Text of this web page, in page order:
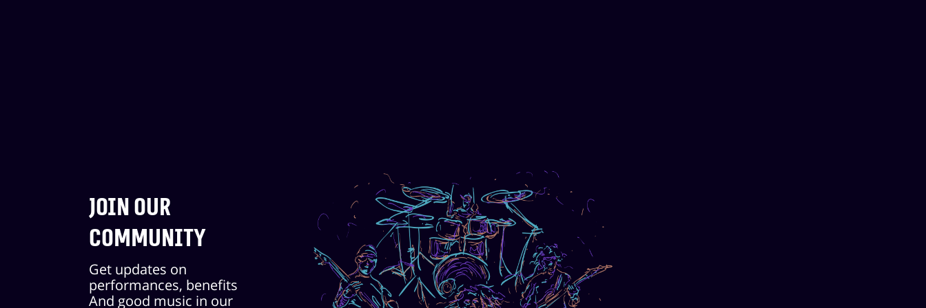
Join our
community
Get updates on
performances, benefits
And good music in our